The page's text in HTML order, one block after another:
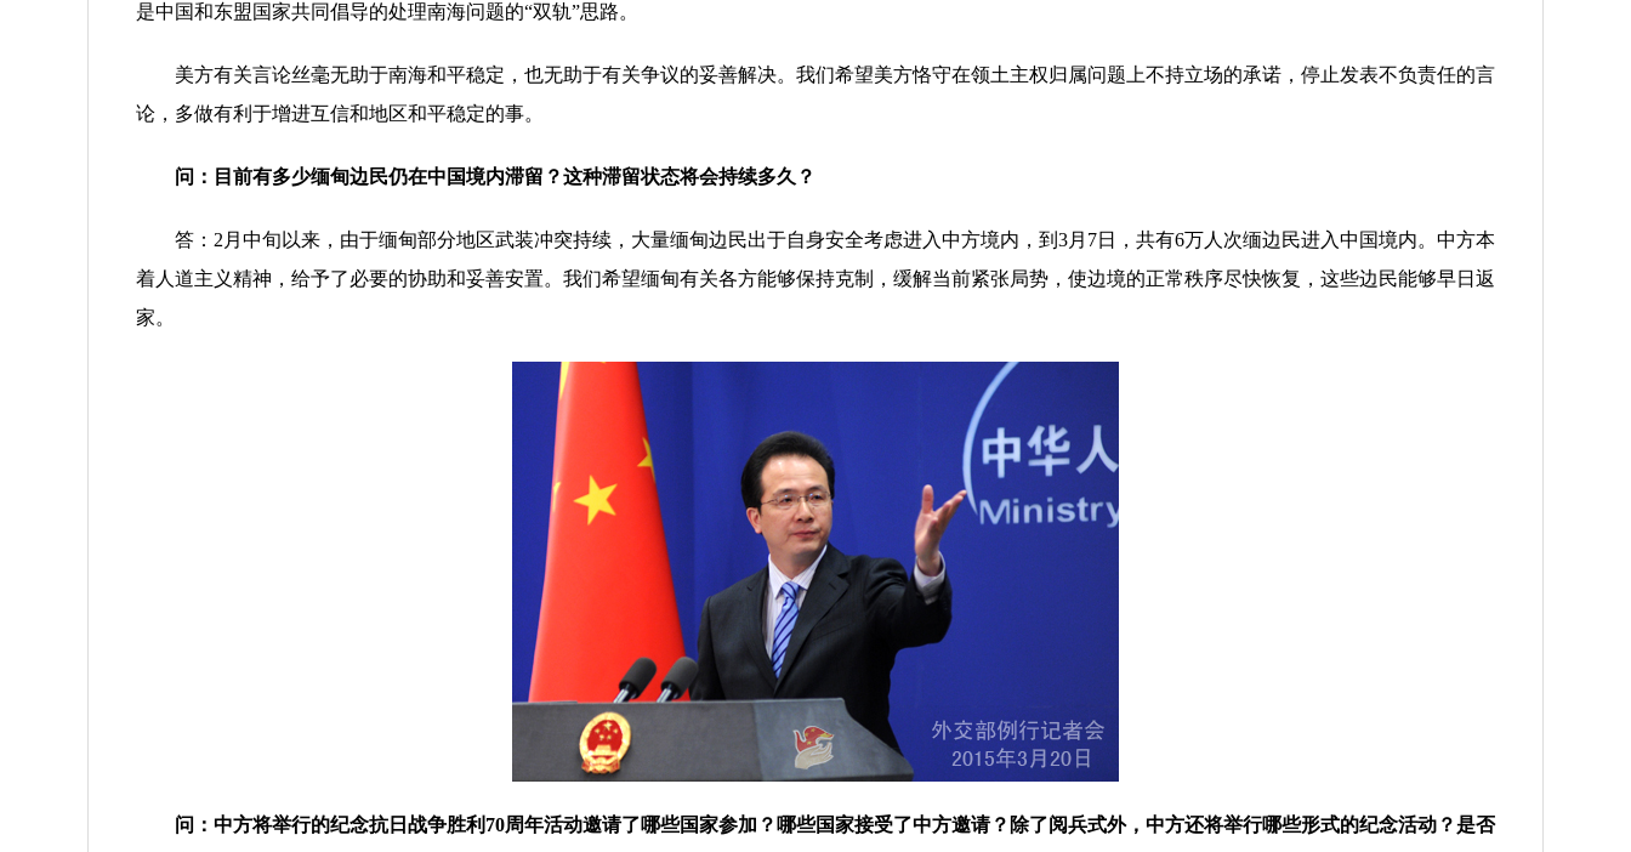
是中国和东盟国家共同倡导的处理南海问题的“双轨”思路。
美方有关言论丝毫无助于南海和平稳定，也无助于有关争议的妥善解决。我们希望美方恪守在领土主权归属问题上不持立场的承诺，停止发表不负责任的言
论，多做有利于增进互信和地区和平稳定的事。
问：目前有多少缅甸边民仍在中国境内滞留？这种滞留状态将会持续多久？
答：2月中旬以来，由于缅甸部分地区武装冲突持续，大量缅甸边民出于自身安全考虑进入中方境内，到3月7日，共有6万人次缅边民进入中国境内。中方本
着人道主义精神，给予了必要的协助和妥善安置。我们希望缅甸有关各方能够保持克制，缓解当前紧张局势，使边境的正常秩序尽快恢复，这些边民能够早日返
家。
问：中方将举行的纪念抗日战争胜利 70周年活动邀请了哪些国家参加？哪些国家接受了中方邀请？除了阅兵式外，中方还将举行哪些形式的纪念活动？是否